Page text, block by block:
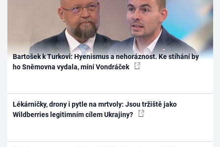
Bartošek k Turkovi: Hyenismus a nehoráznost. Ke stíhání by
ho Sněmovna vydala, míní Vondráček
Lékárničky, drony i pytle na mrtvoly: Jsou tržiště jako
Wildberries legitimním cílem Ukrajiny?